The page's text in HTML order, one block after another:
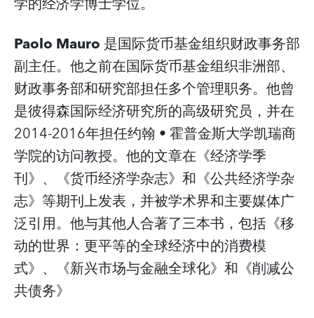
Paolo Mauro是国际货币基金组织财政事务部
副主任。他之前在国际货币基金组织非洲部、
财政事务部和研究部担任多个管理职务。他曾
是彼得森国际经济研究所的高级研究员，并在
2014-2016年担任约翰 • 霍普金斯大学凯瑞商
学院的访问教授。他的文章在《经济学季
刊》、《货币经济学杂志》和《公共经济学杂
志》等期刊上发表，并被学术界和主要媒体广
泛引用。他与其他人合著了三本书，包括《移
动的世界：更平等的全球经济中的消费模
式》、《新兴市场与金融全球化》和《削减公
共债务》